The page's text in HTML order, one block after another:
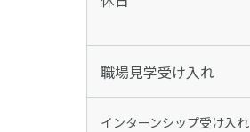
職場見学受け入れ
インターンシップ受け入れ